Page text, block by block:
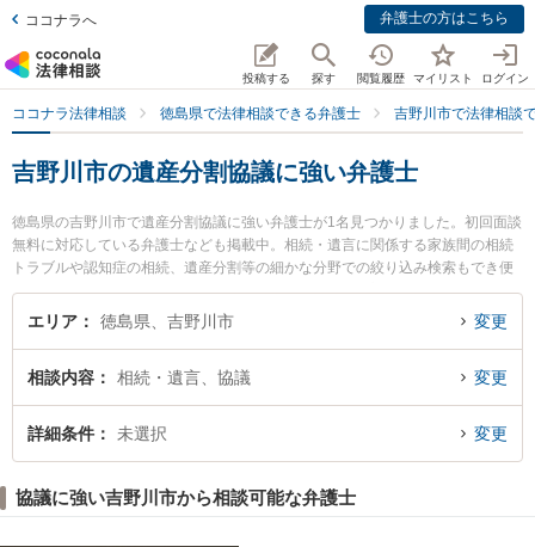
ココナラへ 弁護士の方はこちら
投稿する 探す 閲覧履歴 マイリスト ログイン
ココナラ法律相談 徳島県で法律相談できる弁護士 吉野川市で法律相談
吉野川市の遺産分割協議に強い弁護士
徳島県の吉野川市で遺産分割協議に強い弁護士が1名見つかりました。初回面談
無料に対応している弁護士なども掲載中。相続・遺言に関係する家族間の相続
トラブルや認知症の相続、遺産分割等の細かな分野での絞り込み検索もでき便
利です。特に徳島みらい法律事務所の西 拓也弁護士のプロフィール情報や弁護
士費用、強みなどが注目されています。『吉野川市で土日や夜間に発生した遺
協議を法律相談できる吉野川市内の弁護士に相談予約したい』などでお困りの
相談者さんにおすすめです。
エリア 徳島県、吉野川市 変更
相談内容 相続・遺言、協議 変更
詳細条件 未選択 変更
協議に強い吉野川市から相談可能な弁護士